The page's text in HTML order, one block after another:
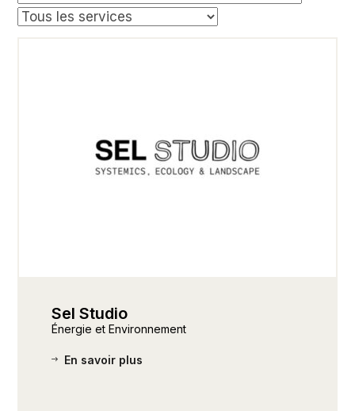
Sel Studio
Énergie et Environnement
En savoir plus